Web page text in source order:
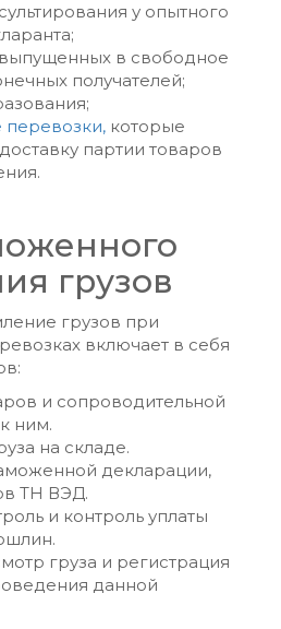
у опытного
выпущенных в свободное
получателей;
перевозки, которые
партии товаров
грузов
грузов при
включает в себя
и сопроводительной
ним.
на складе.
декларации,
ТН ВЭД.
и контроль уплаты
груза и регистрация
данной